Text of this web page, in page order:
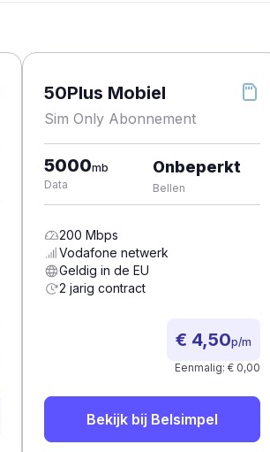
50Plus Mobiel
Sim Only Abonnement
5000mb
Data
Onbeperkt
Bellen
200 Mbps
Vodafone netwerk
Geldig in de EU
2 jarig contract
€ 4,50p/m
Eenmalig: € 0,00
Bekijk bij Belsimpel